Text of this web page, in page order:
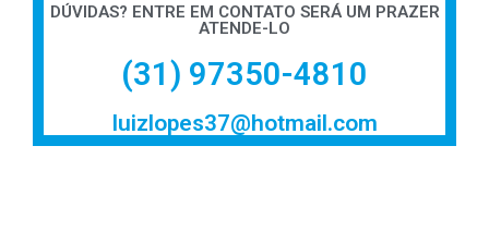
DÚVIDAS? ENTRE EM CONTATO SERÁ UM PRAZER
ATENDE-LO
(31) 97350-4810
luizlopes37@hotmail.com